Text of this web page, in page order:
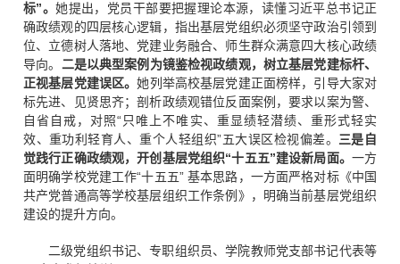
标”。她提出，党员干部要把握理论本源，读懂习近平总书记正
确政绩观的四层核心逻辑，指出基层党组织必须坚守政治引领到
位、立德树人落地、党建业务融合、师生群众满意四大核心政绩
导向。 二是以典型案例为镜鉴检视政绩观，树立基层党建标杆、
正视基层党建误区。她列举高校基层党建正面榜样，引导大家对
标先进、见贤思齐；剖析政绩观错位反面案例，要求以案为警、
自省自戒，对照“只唯上不唯实、重显绩轻潜绩、重形式轻实
效、重功利轻育人、重个人轻组织”五大误区检视偏差。 三是自
觉践行正确政绩观，开创基层党组织“十五五”建设新局面。 一方
面明确学校党建工作“十五五” 基本思路，一方面严格对标《中国
共产党普通高等学校基层组织工作条例》，明确当前基层党组织
建设的提升方向。
二级党组织书记、专职组织员、学院教师党支部书记代表等